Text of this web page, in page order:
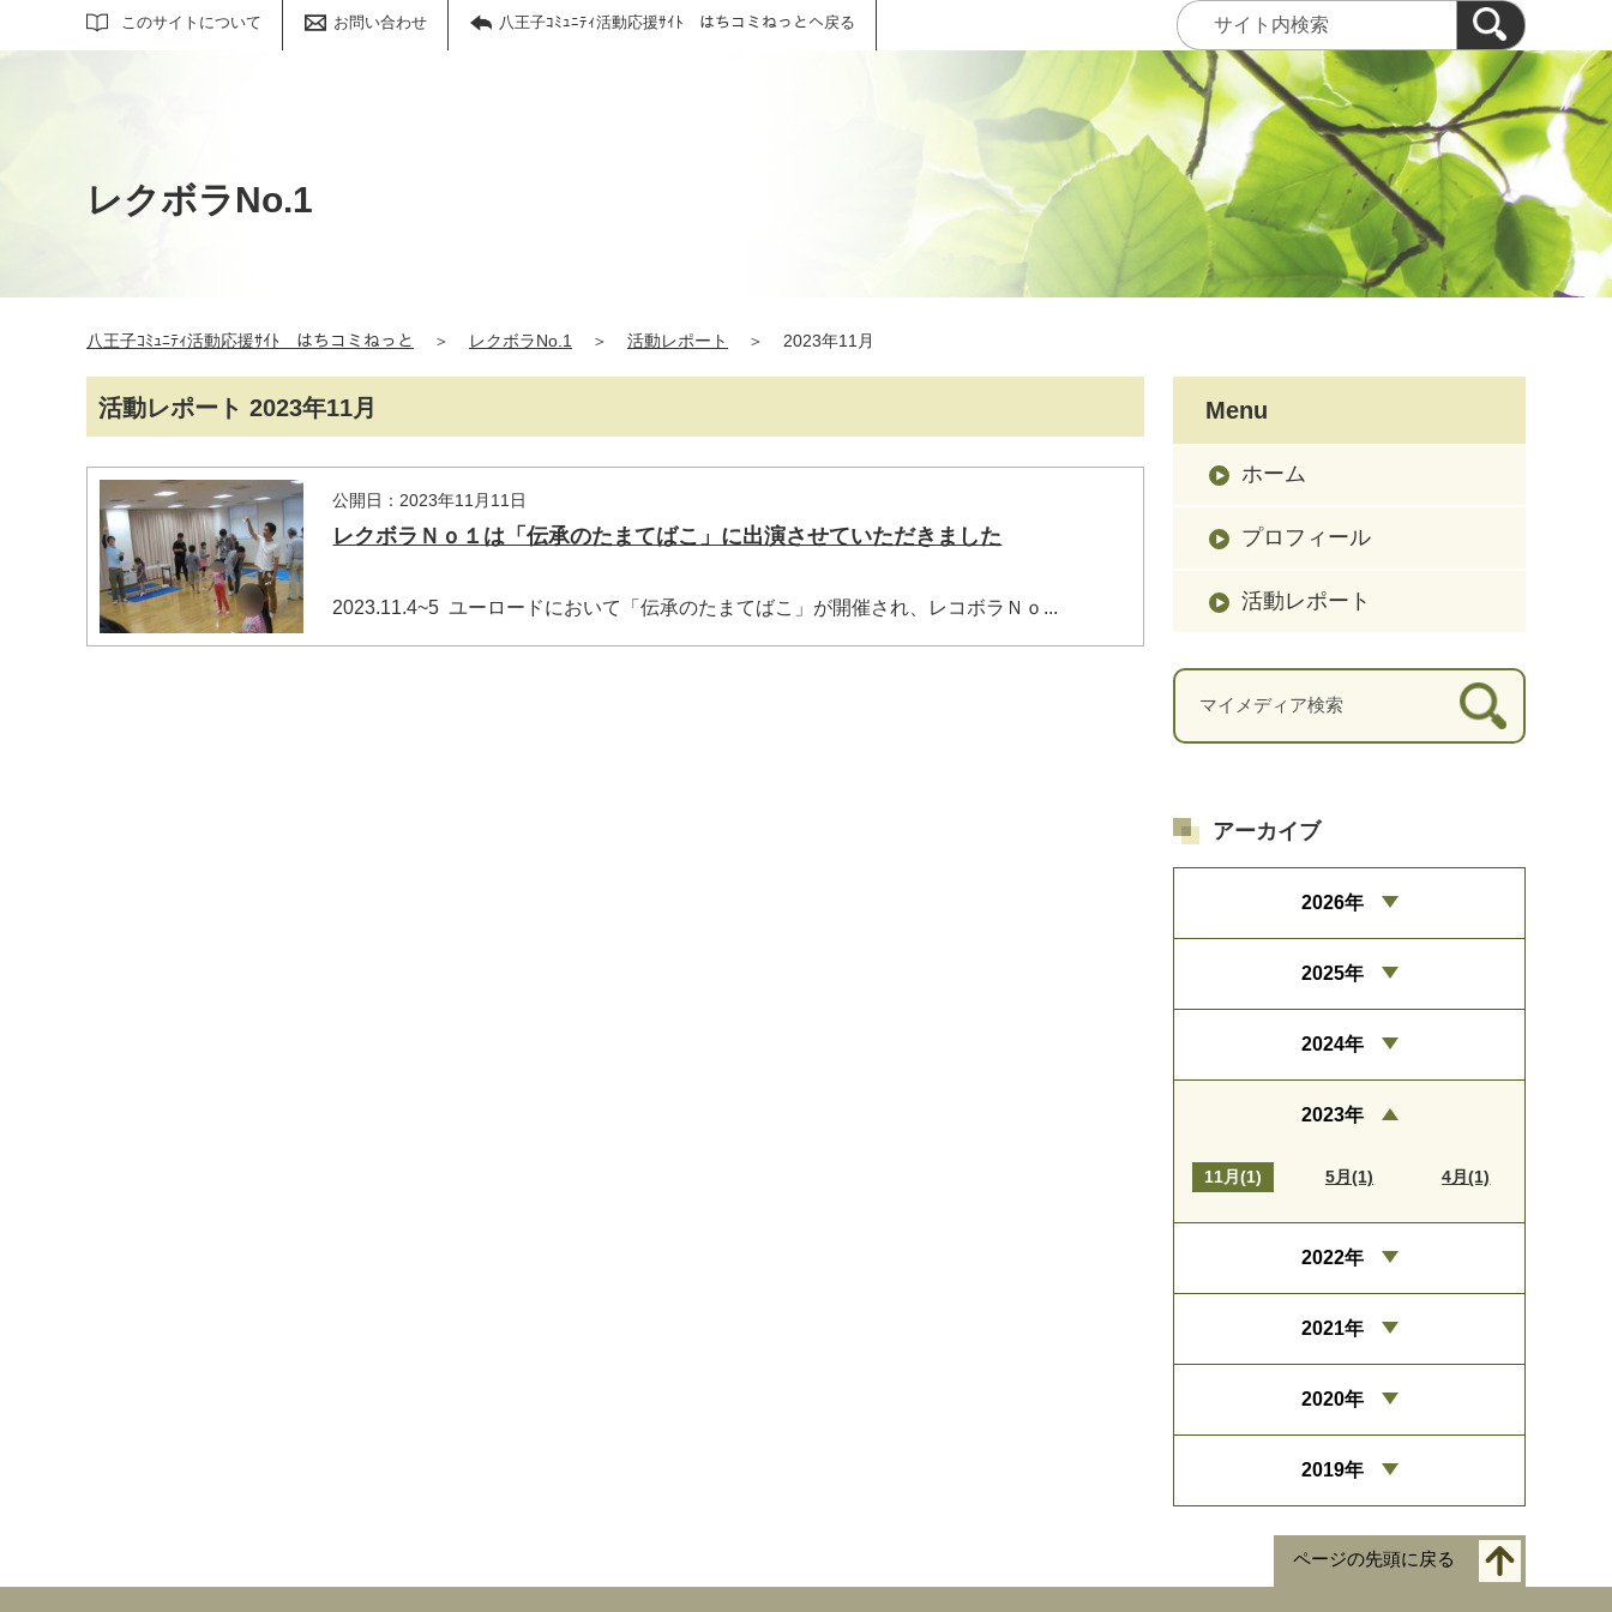
このサイトについて お問い合わせ 八王子ｺﾐｭﾆﾃｨ活動応援ｻｲﾄ はちコミねっとへ戻る
サイト内検索
レクボラNo.1
八王子ｺﾐｭﾆﾃｨ活動応援ｻｲﾄ はちコミねっと ＞ レクボラNo.1 ＞ 活動レポート ＞ 2023年11月
活動レポート 2023年11月
公開日：2023年11月11日
レクボラＮｏ１は「伝承のたまてばこ」に出演させていただきました
2023.11.4~5 ユーロードにおいて「伝承のたまてばこ」が開催され、レコボラＮｏ...
Menu
ホーム
プロフィール
活動レポート
アーカイブ
2026年
2025年
2024年
2023年
11月(1) 5月(1) 4月(1)
2022年
2021年
2020年
2019年
ページの先頭に戻る